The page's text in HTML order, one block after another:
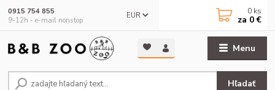
Menu
EUR
Hľadať
0915 754 855
9-12h - e-mail nonstop
0 ks
za 0 €